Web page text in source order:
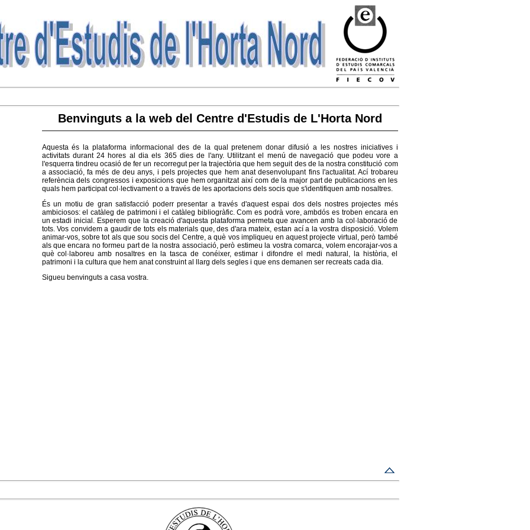
Benvinguts a la web del Centre d'Estudis de L'Horta Nord
Aquesta és la plataforma informacional des de la qual pretenem donar difusió a les nostres iniciatives i
activitats durant 24 hores al dia els 365 dies de l'any. Utilitzant el menú de navegació que podeu vore a
l'esquerra tindreu ocasió de fer un recorregut per la trajectòria que hem seguit des de la nostra constitució com
a associació, fa més de deu anys, i pels projectes que hem anat desenvolupant fins l'actualitat.Ací trobareu
referència dels congressos i exposicions que hem organitzat així com de la major part de publicacions en les
quals hem participat col·lectivament o a través de les aportacions dels socis que s'identifiquen amb nosaltres.
És un motiu de gran satisfacció poderr presentar a través d'aquest espai dos dels nostres projectes més
ambiciosos: el catàleg de patrimoni i el catàleg bibliogràfic. Com es podrà vore, ambdós es troben encara en
un estadi inicial. Esperem que la creació d'aquesta plataforma permeta que avancen amb la col·laboració de
tots.Vos convidem a gaudir de tots els materials que, des d'ara mateix, estan ací a la vostra disposició. Volem
animar-vos, sobre tot als que sou socis del Centre, a què vos impliqueu en aquest projecte virtual, però també
als que encara no formeu part de la nostra associació, però estimeu la vostra comarca, volem encorajar-vos a
què col·laboreu amb nosaltres en la tasca de conéixer, estimar i difondre el medi natural, la història, el
patrimoni i la cultura que hem anat construint al llarg dels segles i que ens demanen ser recreats cada dia.
Sigueu benvinguts a casa vostra.